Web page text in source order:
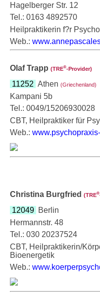
Hagelberger Str. 12
Tel.: 0163 4892570
Heilpraktikerin f?r
Web.:
Olaf Trapp (TRE®‑Provider)
11252 Athen (Griechenland)
Kampani 5b
Tel.: 0049/15206930028
CBT, Heilpraktiker für
Web.:
Christina Burgfried (TRE®
12049 Berlin
Hermannstr. 48
Tel.: 030 20237524
CBT, Heilpraktikerin/
Bioenergetik
Web.: